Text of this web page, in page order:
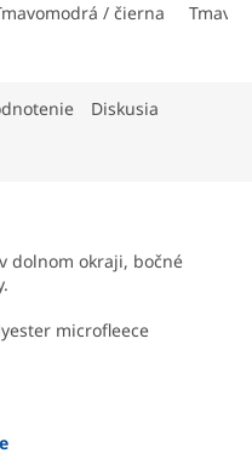
/ čierna Čierna
/ čierna
Diskusia
dolnom okraji, bočné
microfleece